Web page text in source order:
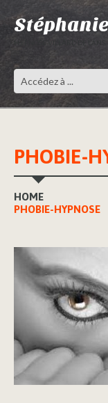
HYPNOSE VILLARD DE
PHOBIE-
HOME
PHOBIE-HYPNOSE